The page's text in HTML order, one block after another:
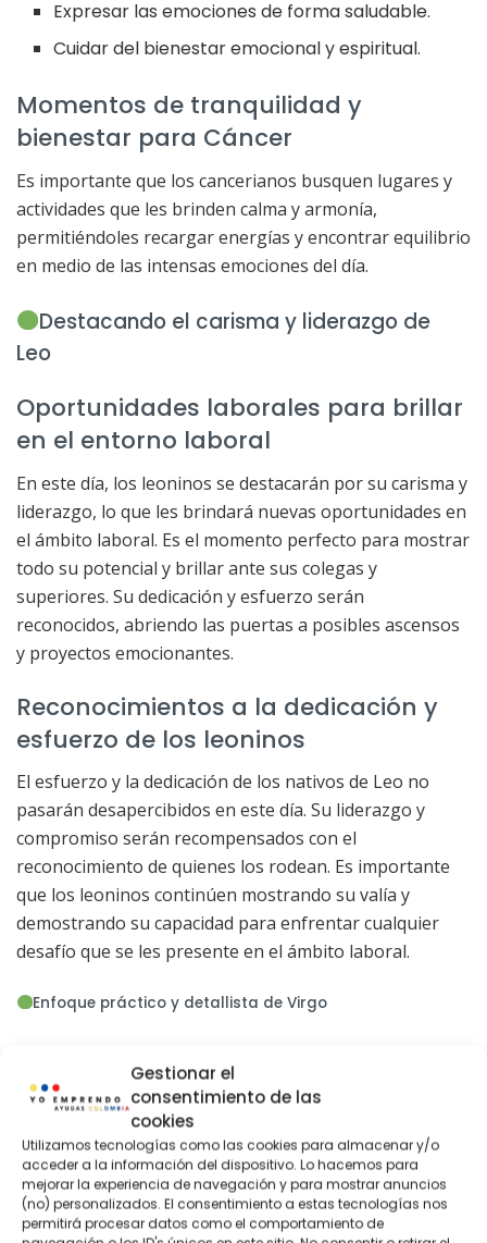
Gestionar el
consentimiento de las
cookies
Utilizamos tecnologías como las cookies para almacenar y/o
acceder a la información del dispositivo. Lo hacemos para
mejorar la experiencia de navegación y para mostrar anuncios
(no) personalizados. El consentimiento a estas tecnologías nos
permitirá procesar datos como el comportamiento de
Expresar las emociones de forma saludable.
Cuidar del bienestar emocional y espiritual.
Momentos de tranquilidad y
bienestar para Cáncer
Es importante que los cancerianos busquen lugares y
actividades que les brinden calma y armonía,
permitiéndoles recargar energías y encontrar equilibrio
en medio de las intensas emociones del día.
Destacando el carisma y liderazgo de
Leo
Oportunidades laborales para brillar
en el entorno laboral
En este día, los leoninos se destacarán por su carisma y
liderazgo, lo que les brindará nuevas oportunidades en
el ámbito laboral. Es el momento perfecto para mostrar
todo su potencial y brillar ante sus colegas y
superiores. Su dedicación y esfuerzo serán
reconocidos, abriendo las puertas a posibles ascensos
y proyectos emocionantes.
Reconocimientos a la dedicación y
esfuerzo de los leoninos
El esfuerzo y la dedicación de los nativos de Leo no
pasarán desapercibidos en este día. Su liderazgo y
compromiso serán recompensados con el
reconocimiento de quienes los rodean. Es importante
que los leoninos continúen mostrando su valía y
demostrando su capacidad para enfrentar cualquier
desafío que se les presente en el ámbito laboral.
Enfoque práctico y detallista de Virgo
Organización de tareas diarias y
eficiencia en el trabajo
Los virgo destacan por su enfoque práctico y detallista
en la organización de sus actividades diarias. Se centran
en la eficiencia y la planificación meticulosa de cada
tarea, lo que les permite alcanzar sus objetivos de